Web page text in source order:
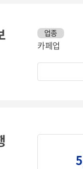
업종
카페업